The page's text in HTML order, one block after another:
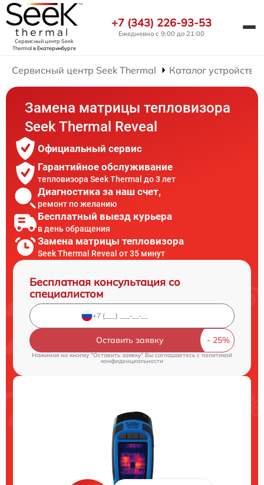
Сервисный центр Seek
Thermalв Екатеринбурге
+7 (343) 226-93-53
Ежедневно с 9:00 до 21:00
Сервисный центр Seek Thermal Каталог устройств
Замена матрицы тепловизора
Seek Thermal Reveal
Официальный сервис
Гарантийное обслуживание
тепловизора Seek Thermal до 3 лет
Диагностика за наш счет,
ремонт по желанию
Бесплатный выезд курьера
в день обращения
Замена матрицы тепловизора
Seek Thermal Reveal от 35 минут
Бесплатная консультация со
специалистом
Оставить заявку
Нажимая на кнопку "Оставить заявку" Вы соглашаетесь cполитикой
конфиденциальности